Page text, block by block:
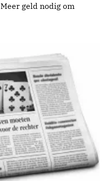
geld nodig om